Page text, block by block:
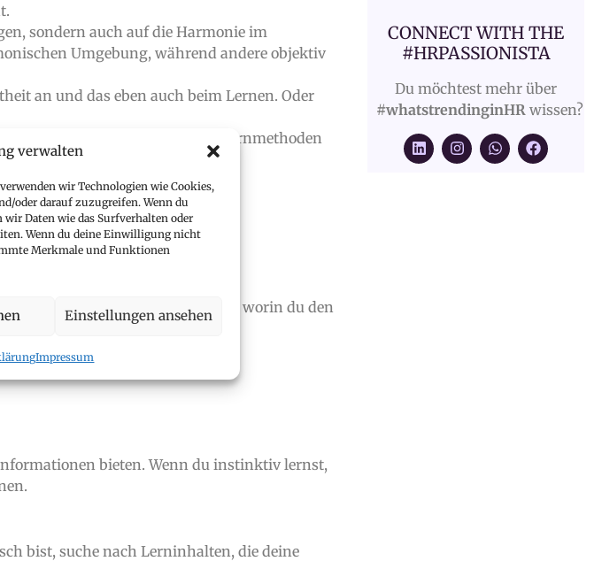
verwalten
wir Technologien wie Cookies,
oder darauf zuzugreifen. Wenn du
Daten wie das Surfverhalten oder
Wenn du deine Einwilligung nicht
Merkmale und Funktionen
Einstellungen ansehen
Impressum
sondern auch auf die Harmonie im
Umgebung, während andere objektiv
an und das eben auch beim Lernen. Oder
und sich auf traditionelle Lernmethoden
LERNEN?
beim Lernen. Sie zeigen auf, worin du den
bieten. Wenn du instinktiv lernst,
bist, suche nach Lerninhalten, die deine
CONNECT WITH THE
#HRPASSIONISTA
Du möchtest mehr über
#whatstrendinginHR wissen?